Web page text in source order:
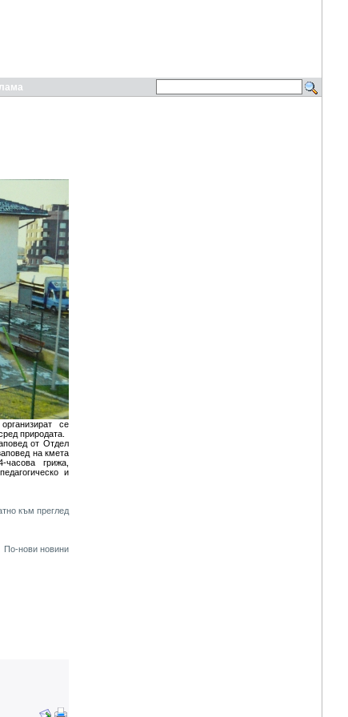
се
природата.
от Отдел
на кмета
грижа,
и
към преглед
По-нови новини